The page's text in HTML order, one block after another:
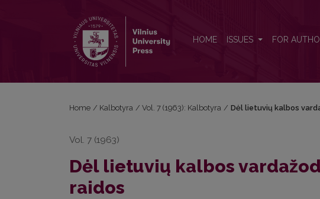
HOME ISSUES FOR
Home / Kalbotyra / Vol. 7 (1963): Kalbotyra / Dėl lietuvių kalbos
Vol. 7 (1963)
Dėl lietuvių kalbos
raidos